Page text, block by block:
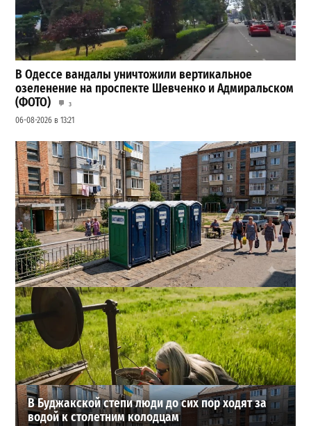
В Одессе вандалы уничтожили вертикальное
озеленение на проспекте Шевченко и Адмиральском
(ФОТО)
3
06-08-2026 в 13:21
Одесса может остаться без воды и канализации:
эксперт предупредил о худшем сценарии
2
07-08-2026 в 17:19
ВИБОР РЕДАКЦИИ
В Буджакской степи люди до сих пор ходят за
водой к столетним колодцам